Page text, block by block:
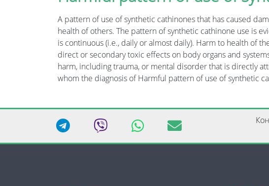
A pattern of use of synthetic cathinones that has caused
health of others. The pattern of synthetic cathinone use is
is continuous (i.e., daily or almost daily). Harm to health of
direct or secondary toxic effects on body organs and
harm, including trauma, or mental disorder that is directly
whom the diagnosis of Harmful pattern of use of synthetic